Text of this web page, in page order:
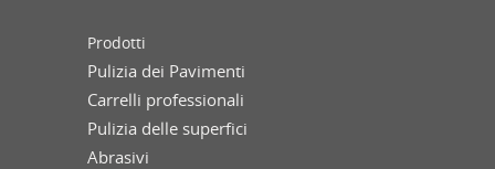
Prodotti
Pulizia dei Pavimenti
Carrelli professionali
Pulizia delle superfici
Abrasivi